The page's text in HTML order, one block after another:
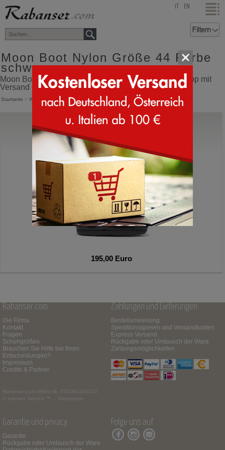
top EN
Moon Boot Nylon Größe 44 Farbe
schwarz
Moon Boot Nylon Größe 44 Farbe schwarz Online Shop mit
Versand direkt aus Italien
Startseite > Winterstiefel > Moon Boot Nylon
Moon Boot®
Moonboot
195,00 Euro
Rabanser.com
Die Firma
Kontakt
Fragen
Schuhgrößen
Brauchen Sie Hilfe bei Ihren
Entscheidungen?
Impressum
Credits & Partner
Rabanser.com
MWSt.Nr. IT01391430210
© Internet Service ™ -
Impressum
Zahlungen und Lieferungen
Bestellanweisung
Speditionsspesen und Versandkosten
Express Versand
Rückgabe oder Umtausch der Ware
Zahlungsmöglichkeiten
Garantie und privacy
Garantie
Rückgabe oder Umtausch der Ware
Folge uns auf